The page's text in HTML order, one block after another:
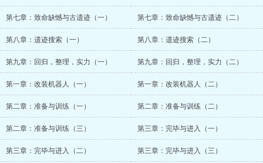
第七章：致命缺憾与古遗迹（一） 第七章：致命缺憾与古遗迹（二）
第八章：遗迹搜索（一） 第八章：遗迹搜索（二）
第九章：回归，整理，实力（一） 第九章：回归，整理，实力（二）
第一章：改装机器人（一） 第一章：改装机器人（二）
第二章：准备与训练（一） 第二章：准备与训练（二）
第二章：准备与训练（三） 第三章：完毕与进入（一）
第三章：完毕与进入（二） 第三章：完毕与进入（三）